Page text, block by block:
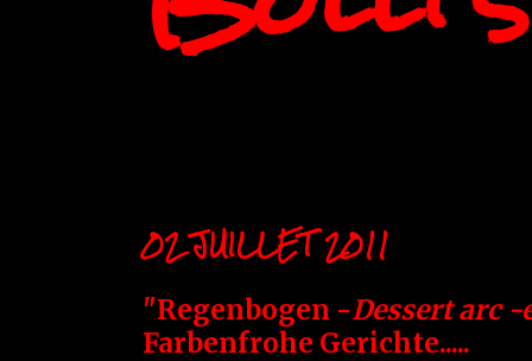
02 JUILLET 2011
"Regenbogen -Dessert arc
Farbenfrohe Gerichte.....